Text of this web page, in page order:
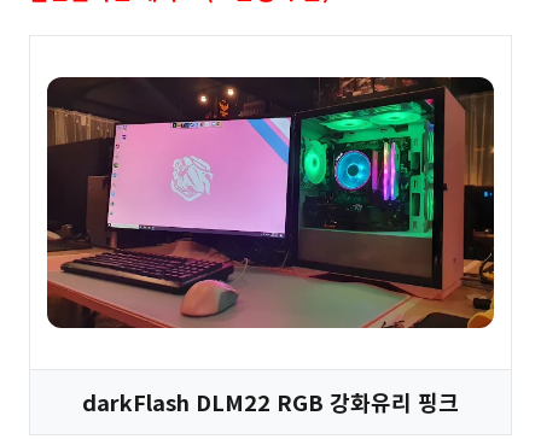
darkFlash DLM22 RGB 강화유리 핑크